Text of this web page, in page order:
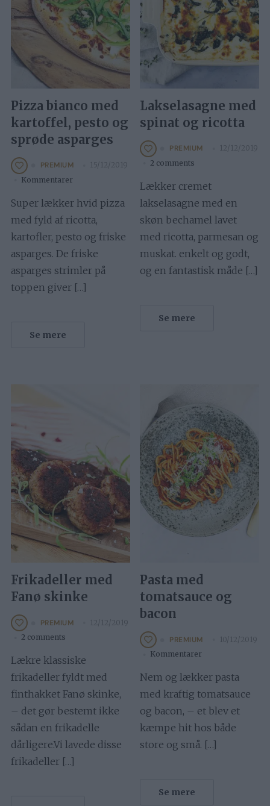
Pizza bianco med
kartoffel, pesto og
sprøde asparges
PREMIUM
15/12/2019
Kommentarer
Super lækker hvid pizza
med fyld af ricotta,
kartofler, pesto og friske
asparges. De friske
asparges strimler på
toppen giver […]
Se mere
Lakselasagne med
spinat og ricotta
PREMIUM
12/12/2019
2 comments
Lækker cremet
lakselasagne med en
skøn bechamel lavet
med ricotta, parmesan og
muskat. enkelt og godt,
og en fantastisk måde […]
Se mere
Frikadeller med
Fanø skinke
PREMIUM
12/12/2019
2 comments
Lækre klassiske
frikadeller fyldt med
finthakket Fanø skinke,
– det gør bestemt ikke
sådan en frikadelle
dårligere.Vi lavede disse
frikadeller […]
Pasta med
tomatsauce og
bacon
PREMIUM
10/12/2019
Kommentarer
Nem og lækker pasta
med kraftig tomatsauce
og bacon, – et blev et
kæmpe hit hos både
store og små. […]
Se mere